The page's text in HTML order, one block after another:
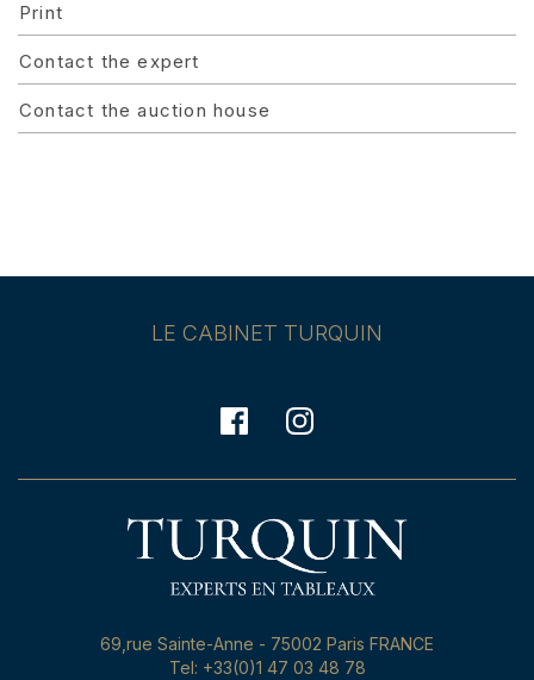
Print
Contact the expert
Contact the auction house
LE CABINET TURQUIN
69,rue Sainte-Anne - 75002 Paris FRANCE
Tel: +33(0)1 47 03 48 78